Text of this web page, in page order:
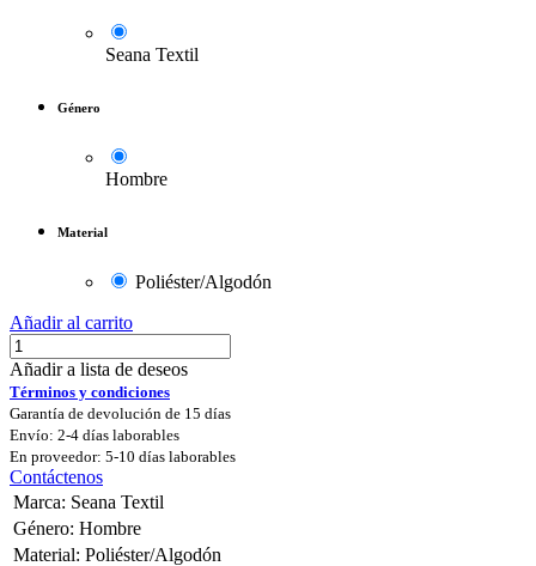
Seana Textil
Género
Hombre
Material
Poliéster/Algodón
Añadir al carrito
Añadir a lista de deseos
Términos y condiciones
Garantía de devolución de 15 días
Envío: 2-4 días laborables
En proveedor: 5-10 días laborables
Contáctenos
Marca: Seana Textil
Género: Hombre
Material: Poliéster/Algodón